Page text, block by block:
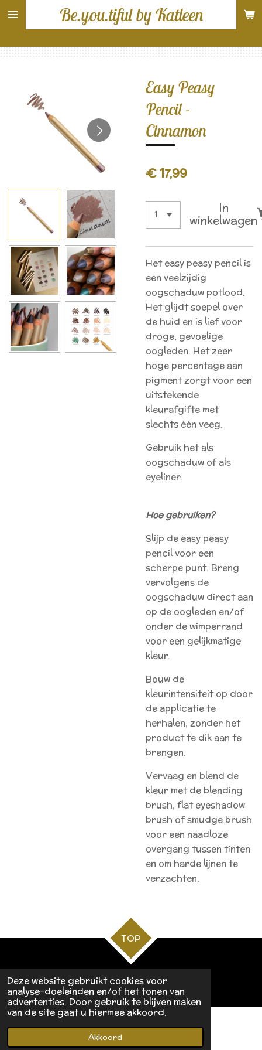
Deze website gebruikt cookies voor
analyse-doeleinden en/of het tonen van
advertenties. Door gebruik te blijven maken
van de site gaat u hiermee akkoord.
Akkoord
Ga
direct
de
Be.you.tiful by Katleen
Easy Peasy
Pencil -
Cinnamon
€ 17,99
In
winkelwagen
Het easy peasy pencil is
een veelzijdig
oogschaduw potlood.
Het glijdt soepel over
de huid en is lief voor
droge, gevoelige
oogleden. Het zeer
hoge percentage aan
pigment zorgt voor een
uitstekende
kleurafgifte met
slechts één veeg.
Gebruik het als
oogschaduw of als
eyeliner.
Hoe gebruiken?
Slijp de easy peasy
pencil voor een
scherpe punt. Breng
vervolgens de
oogschaduw direct aan
op de oogleden en/of
onder de wimperrand
voor een gelijkmatige
kleur.
Bouw de
kleurintensiteit op door
de applicatie te
herhalen, zonder het
product te dik aan te
brengen.
Vervaag en blend de
kleur met de blending
brush, flat eyeshadow
brush of smudge brush
voor een naadloze
overgang tussen tinten
en om harde lijnen te
verzachten.
TOP
Powered byJouwWeb